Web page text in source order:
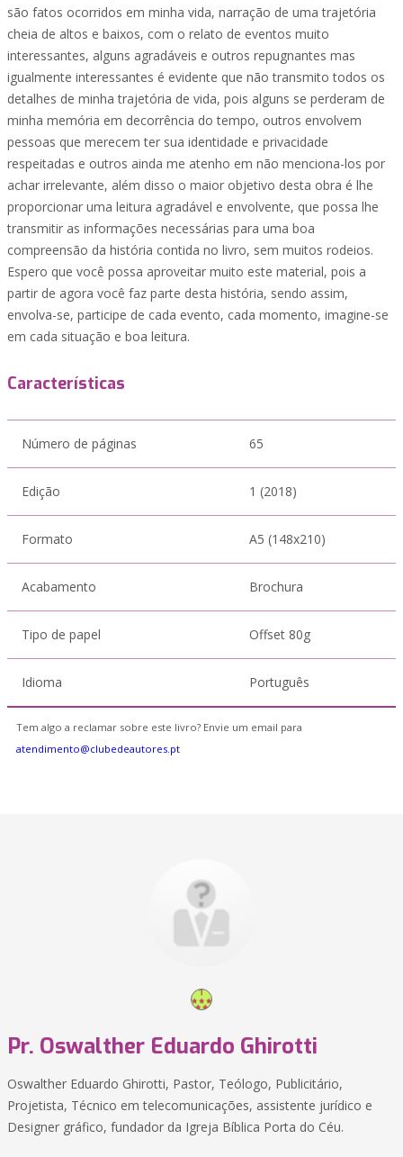
são fatos ocorridos em minha vida, narração de uma trajetória
cheia de altos e baixos, com o relato de eventos muito
interessantes, alguns agradáveis e outros repugnantes mas
igualmente interessantes é evidente que não transmito todos os
detalhes de minha trajetória de vida, pois alguns se perderam de
minha memória em decorrência do tempo, outros envolvem
pessoas que merecem ter sua identidade e privacidade
respeitadas e outros ainda me atenho em não menciona-los por
achar irrelevante, além disso o maior objetivo desta obra é lhe
proporcionar uma leitura agradável e envolvente, que possa lhe
transmitir as informações necessárias para uma boa
compreensão da história contida no livro, sem muitos rodeios.
Espero que você possa aproveitar muito este material, pois a
partir de agora você faz parte desta história, sendo assim,
envolva-se, participe de cada evento, cada momento, imagine-se
em cada situação e boa leitura.
Características
Número de páginas 65
Edição 1 (2018)
Formato A5 (148x210)
Acabamento Brochura
Tipo de papel Offset 80g
Idioma Português
Tem algo a reclamar sobre este livro? Envie um email para
atendimento@clubedeautores.pt
Pr. Oswalther Eduardo Ghirotti
Oswalther Eduardo Ghirotti, Pastor, Teólogo, Publicitário,
Projetista, Técnico em telecomunicações, assistente jurídico e
Designer gráfico, fundador da Igreja Bíblica Porta do Céu.